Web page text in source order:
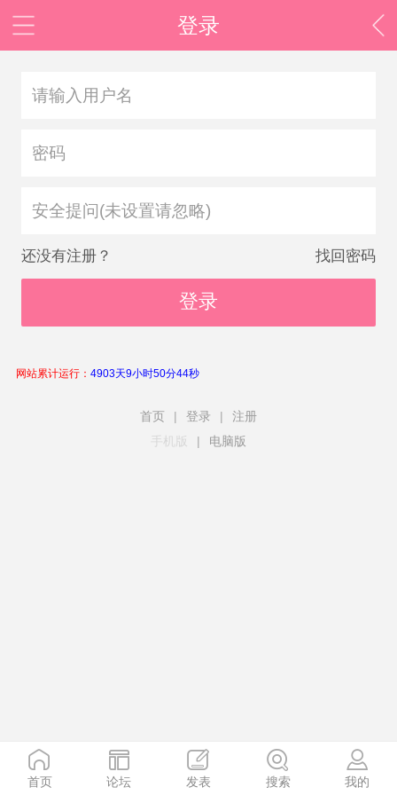
登录
安全提问(未设置请忽略)
还没有注册？ 找回密码
登录
网站累计运行： 4903天9小时50分44秒
首页 | 登录 |
注册
手机版
| 电脑版
首页 论坛 发表 搜索 我的